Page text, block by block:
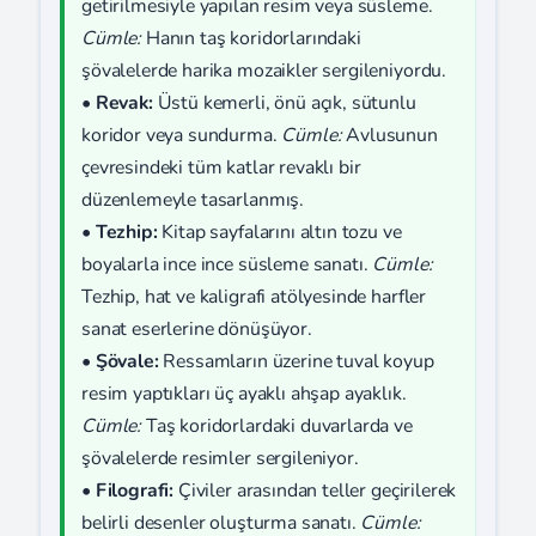
getirilmesiyle yapılan resim veya süsleme.
Cümle:Hanın taş koridorlarındaki
şövalelerde harika mozaikler sergileniyordu.
• Revak: Üstü kemerli, önü açık, sütunlu
koridor veya sundurma. Cümle:Avlusunun
çevresindeki tüm katlar revaklı bir
düzenlemeyle tasarlanmış.
• Tezhip: Kitap sayfalarını altın tozu ve
boyalarla ince ince süsleme sanatı. Cümle:
Tezhip, hat ve kaligrafi atölyesinde harfler
sanat eserlerine dönüşüyor.
• Şövale: Ressamların üzerine tuval koyup
resim yaptıkları üç ayaklı ahşap ayaklık.
Cümle:Taş koridorlardaki duvarlarda ve
şövalelerde resimler sergileniyor.
• Filografi: Çiviler arasından teller geçirilerek
belirli desenler oluşturma sanatı. Cümle: